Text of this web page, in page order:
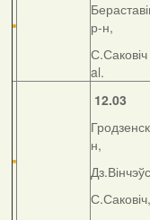
р-н,
al.
12.03
н,
С.Саковіч,